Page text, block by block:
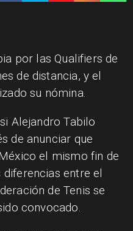
por las Qualifiers de
de distancia, y el
su nómina.
Alejandro Tabilo
de anunciar que
el mismo fin de
entre el
de Tenis se
convocado.